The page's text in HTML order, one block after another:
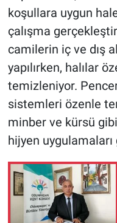
koşullara uygun
çalışma
camilerin iç ve dış
yapılırken, halılar
temizleniyor.
sistemleri özenle
minber ve kürsü
hijyen